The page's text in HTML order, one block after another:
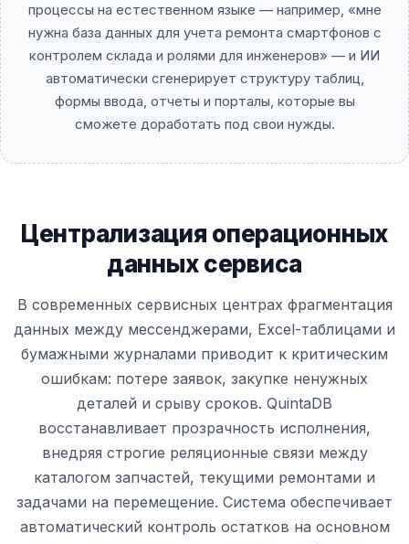
процессы на естественном языке — например, «мне
нужна база данных для учета ремонта смартфонов с
контролем склада и ролями для инженеров» — и ИИ
автоматически сгенерирует структуру таблиц,
формы ввода, отчеты и порталы, которые вы
сможете доработать под свои нужды.
Централизация операционных
данных сервиса
В современных сервисных центрах фрагментация
данных между мессенджерами, Excel-таблицами и
бумажными журналами приводит к критическим
ошибкам: потере заявок, закупке ненужных
деталей и срыву сроков. QuintaDB
восстанавливает прозрачность исполнения,
внедряя строгие реляционные связи между
каталогом запчастей, текущими ремонтами и
задачами на перемещение. Система обеспечивает
автоматический контроль остатков на основном